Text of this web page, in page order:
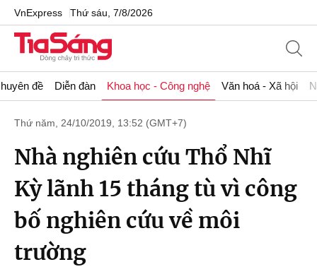
VnExpress Thứ sáu, 7/8/2026
đề Diễn đàn Khoa học - Công nghệ Văn hoá - Xã hội
Thứ năm, 24/10/2019, 13:52 (GMT+7)
Nhà nghiên cứu Thổ Nhĩ
Kỳ lãnh 15 tháng tù vì công
bố nghiên cứu về môi
trường